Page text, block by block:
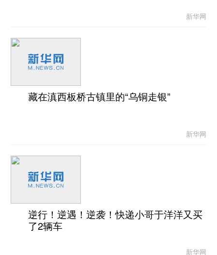
新华网
藏在滇西板桥古镇里的“乌铜走银”
新华网
逆行！逆遇！逆袭！快递小哥于洋洋又买
了2辆车
新华网